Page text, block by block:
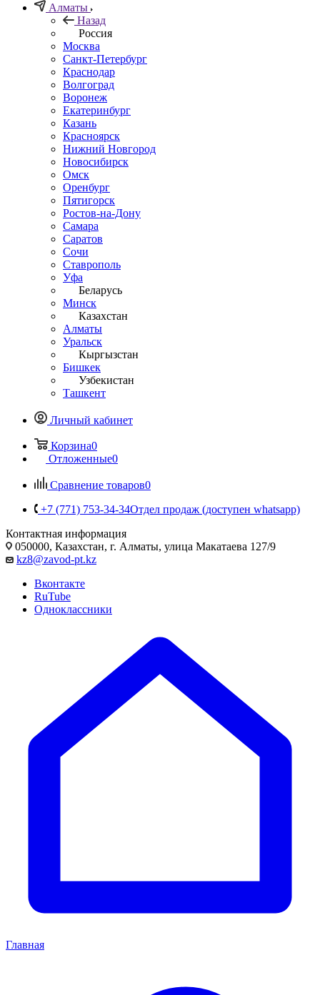
Алматы
Назад
Россия
Москва
Санкт-Петербург
Краснодар
Волгоград
Воронеж
Екатеринбург
Казань
Красноярск
Нижний Новгород
Новосибирск
Омск
Оренбург
Пятигорск
Ростов-на-Дону
Самара
Саратов
Сочи
Ставрополь
Уфа
Беларусь
Минск
Казахстан
Алматы
Уральск
Кыргызстан
Бишкек
Узбекистан
Ташкент
Личный кабинет
Корзина0
Отложенные0
Сравнение товаров0
+7 (771) 753-34-34Отдел продаж (доступен whatsapp)
Контактная информация
050000, Казахстан, г. Алматы, улица Макатаева 127/9
kz8@zavod-pt.kz
Вконтакте
RuTube
Одноклассники
Главная